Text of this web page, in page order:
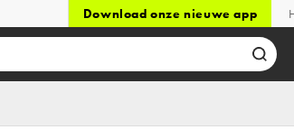
Download onze nieuwe app